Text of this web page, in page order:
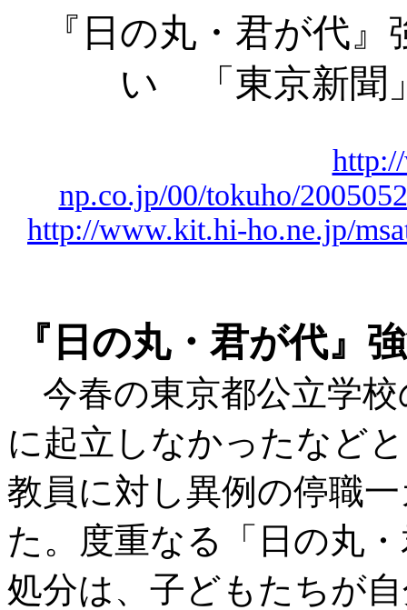
『日の丸・君が代
い 「東京新聞
np.co.jp/00/tokuho/
http://www.kit.hi-ho.ne.jp/
『日の丸・君が代
今春の東京都公立学校
に起立しなかったなど
教員に対し異例の停職
た。度重なる「日の丸
処分は、子どもたちが